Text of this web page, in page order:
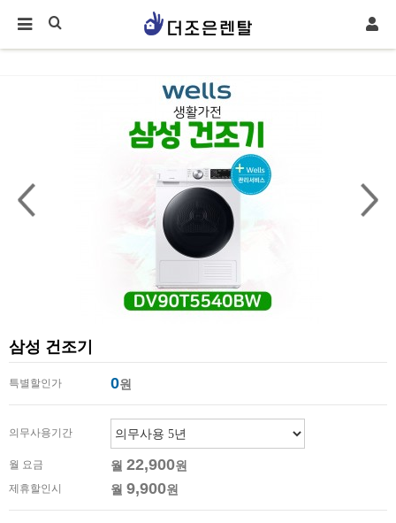
삼성 건조기
특별할인가 0원
의무사용기간
월 요금 월 22,900원
제휴할인시 월 9,900원